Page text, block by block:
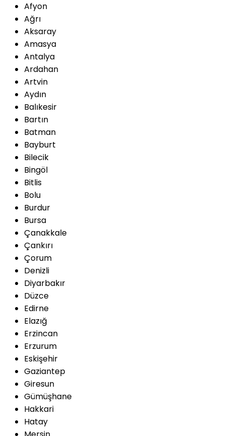
Afyon
Ağrı
Aksaray
Amasya
Antalya
Ardahan
Artvin
Aydın
Balıkesir
Bartın
Batman
Bayburt
Bilecik
Bingöl
Bitlis
Bolu
Burdur
Bursa
Çanakkale
Çankırı
Çorum
Denizli
Diyarbakır
Düzce
Edirne
Elazığ
Erzincan
Erzurum
Eskişehir
Gaziantep
Giresun
Gümüşhane
Hakkari
Hatay